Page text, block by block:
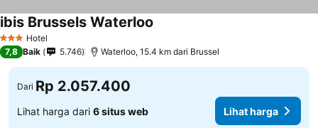
3 BintangHotel
ibis Brussels Waterloo
7,8 Baik 5.746 Waterloo, 15.4 km dari Brussel
Dari Rp 2.057.400
Lihat harga dari 6 situs web Lihat harga